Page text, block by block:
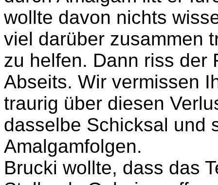
wollte davon nichts
viel darüber zusammen
zu helfen. Dann riss der
Abseits. Wir vermissen
traurig über diesen
dasselbe Schicksal und
Amalgamfolgen.
Brucki wollte, dass das